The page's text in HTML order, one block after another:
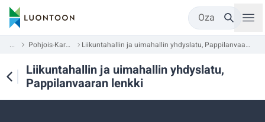
Oza
... Pohjois-Karjala Liikuntahallin ja uimahallin yhdyslatu, Pappilanvaaran lenkki
Liikuntahallin ja uimahallin yhdyslatu,
Pappilanvaaran lenkki